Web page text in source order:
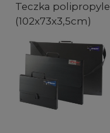
Teczka
(102x73x3,5cm)